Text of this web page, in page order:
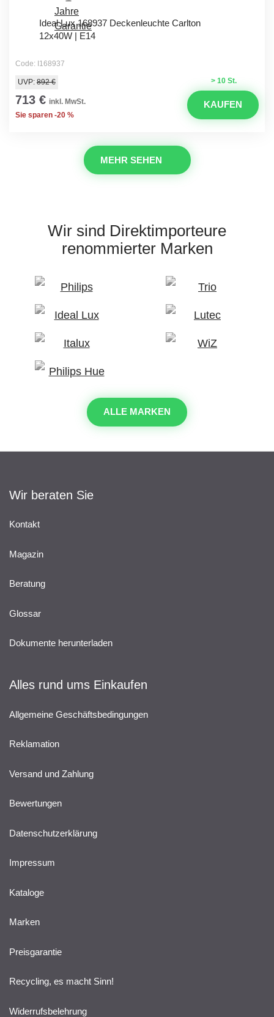
Ideal Lux 168937 Deckenleuchte Carlton
12x40W | E14
Code: I168937
> 10 St.
UVP: 892 €
713 € inkl. MwSt.
Sie sparen -20 %
KAUFEN
MEHR SEHEN
Wir sind Direktimporteure
renommierter Marken
ALLE MARKEN
Wir beraten Sie
Kontakt
Magazin
Beratung
Glossar
Dokumente herunterladen
Alles rund ums Einkaufen
Allgemeine Geschäftsbedingungen
Reklamation
Versand und Zahlung
Bewertungen
Datenschutzerklärung
Impressum
Kataloge
Marken
Preisgarantie
Recycling, es macht Sinn!
Widerrufsbelehrung